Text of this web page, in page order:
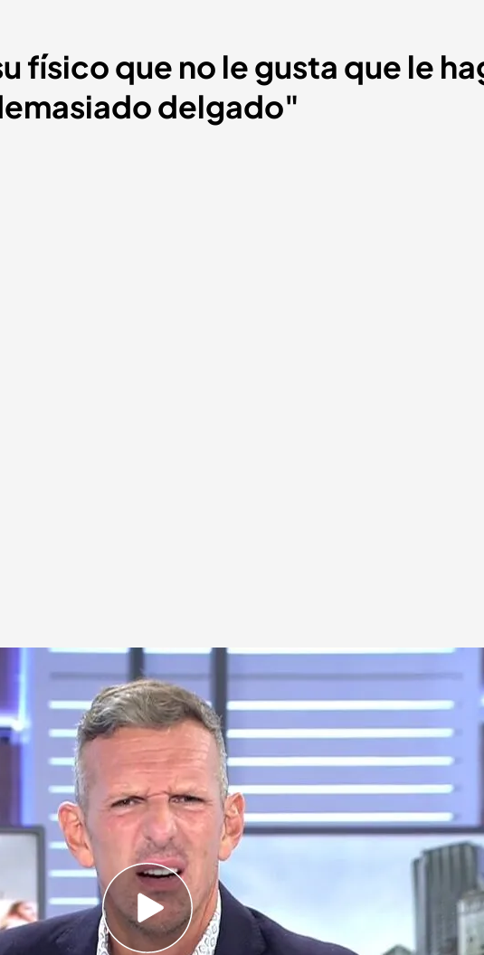
físico que no le gusta que le
delgado"
las críticas sobre su delgadez
le gusta que le digan que está